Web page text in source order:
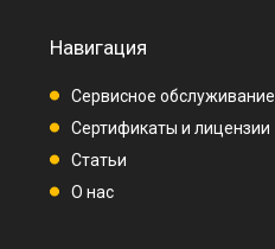
Навигация
Сервисное обслуживание
Сертификаты и лицензии
Статьи
О нас